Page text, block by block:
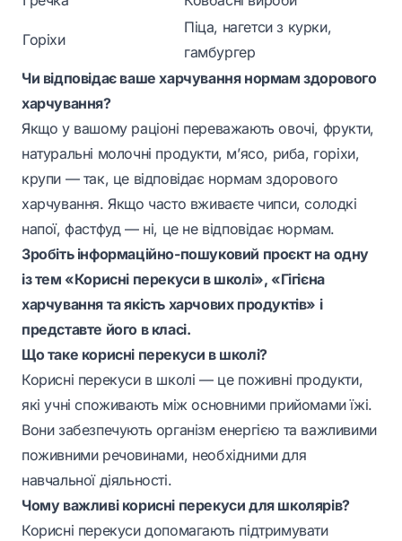
Горіхи
Піца, нагетси з курки,
гамбургер
Чи відповідає ваше харчування нормам здорового
харчування?
Якщо у вашому раціоні переважають овочі, фрукти,
натуральні молочні продукти, м’ясо, риба, горіхи,
крупи — так, це відповідає нормам здорового
харчування. Якщо часто вживаєте чипси, солодкі
напої, фастфуд — ні, це не відповідає нормам.
Зробіть інформаційно-пошуковий проєкт на одну
із тем «Корисні перекуси в школі», «Гігієна
харчування та якість харчових продуктів» і
представте його в класі.
Що таке корисні перекуси в школі?
Корисні перекуси в школі — це поживні продукти,
які учні споживають між основними прийомами їжі.
Вони забезпечують організм енергією та важливими
поживними речовинами, необхідними для
навчальної діяльності.
Чому важливі корисні перекуси для школярів?
Корисні перекуси допомагають підтримувати